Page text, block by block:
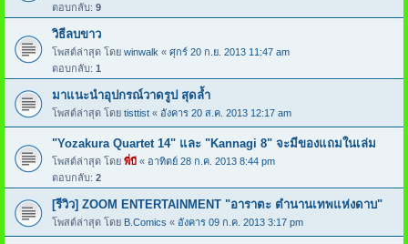
ตอบกลับ: 9
วิธีลบขาว
โพสต์ล่าสุด โดย winwalk « ศุกร์ 20 ก.ย. 2013 11:47 am
ตอบกลับ: 1
มาแนะนำอุปกรณ์วาดรูป สุดล้ำ
โพสต์ล่าสุด โดย tisttist « อังคาร 20 ส.ค. 2013 12:17 am
"Yozakura Quartet 14" และ "Kannagi 8" จะมีของแถมในเล่ม
โพสต์ล่าสุด โดย พี่บี « อาทิตย์ 28 ก.ค. 2013 8:44 pm
ตอบกลับ: 2
[รีวิว] ZOOM ENTERTAINMENT "อาราตะ ตำนานเทพแห่งดาบ"
โพสต์ล่าสุด โดย B.Comics « อังคาร 09 ก.ค. 2013 3:17 pm